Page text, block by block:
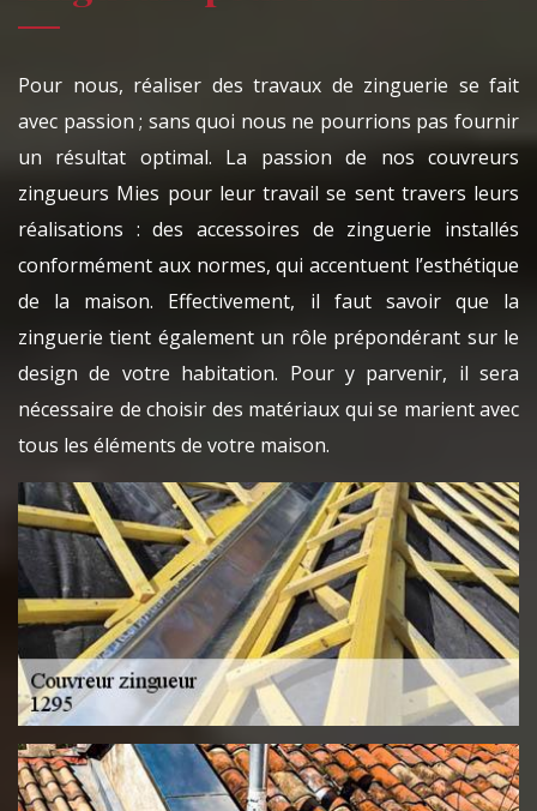
Pour nous, réaliser des travaux de zinguerie se fait
avec passion ; sans quoi nous ne pourrions pas fournir
un résultat optimal. La passion de nos couvreurs
zingueurs Mies pour leur travail se sent travers leurs
réalisations : des accessoires de zinguerie installés
conformément aux normes, qui accentuent l’esthétique
de la maison. Effectivement, il faut savoir que la
zinguerie tient également un rôle prépondérant sur le
design de votre habitation. Pour y parvenir, il sera
nécessaire de choisir des matériaux qui se marient avec
tous les éléments de votre maison.